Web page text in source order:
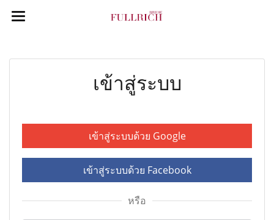
เข้าสู่ระบบ
เข้าสู่ระบบด้วย Google
เข้าสู่ระบบด้วย Facebook
หรือ